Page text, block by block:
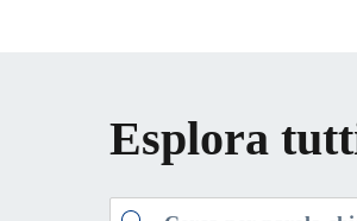
Esplora